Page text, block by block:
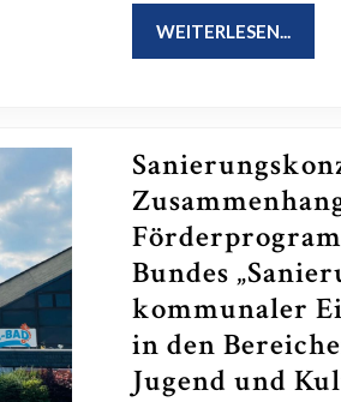
WEITERLESEN...
Bundes
kommunaler
in den
Jugend und